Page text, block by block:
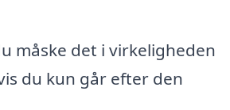
måske det i virkeligheden
du kun går efter den